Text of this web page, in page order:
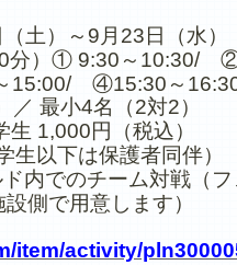
土）～9月23日（水）
分）① 9:30～10:30/
15:00/ ④15:30～
最小4名（2対2）
1,000円（税込）
以下は保護者同伴）
内でのチーム対戦（
側で用意します）
item/activity/